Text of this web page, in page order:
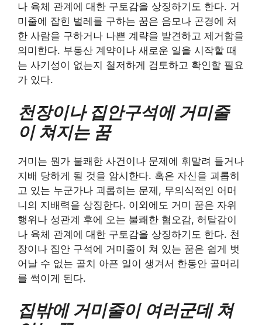
나 육체 관계에 대한 구토감을 상징하기도 한다. 거
미줄에 잡힌 벌레를 구하는 꿈은 음모나 곤경에 처
한 사람을 구하거나 나쁜 계략을 발견하고 제거함을
의미한다. 부동산 계약이나 새로운 일을 시작할 때
는 사기성이 없는지 철저하게 검토하고 확인할 필요
가 있다.
천장이나 집안구석에 거미줄
이 쳐지는 꿈
거미는 뭔가 불쾌한 사건이나 문제에 휘말려 들거나
지배 당하게 될 것을 암시한다. 혹은 자신을 괴롭히
고 있는 누군가나 괴롭히는 문제, 무의식적인 어머
니의 지배력을 상징한다. 이외에도 거미 꿈은 자위
행위나 성관계 후에 오는 불쾌한 혐오감, 허탈감이
나 육체 관계에 대한 구토감을 상징하기도 한다. 천
장이나 집안 구석에 거미줄이 쳐 있는 꿈은 쉽게 벗
어날 수 없는 골치 아픈 일이 생겨서 한동안 골머리
를 썩이게 된다.
집밖에 거미줄이 여러군데 쳐